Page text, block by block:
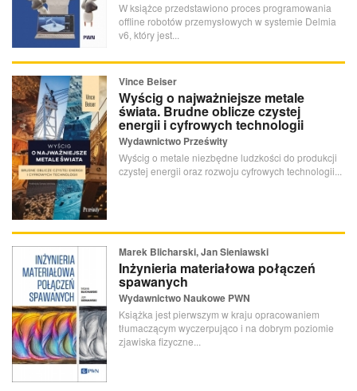
W książce przedstawiono proces programowania
offline robotów przemysłowych w systemie Delmia
v6, który jest...
Vince Beiser
Wyścig o najważniejsze metale
świata. Brudne oblicze czystej
energii i cyfrowych technologii
Wydawnictwo Prześwity
Wyścig o metale niezbędne ludzkości do produkcji
czystej energii oraz rozwoju cyfrowych technologii...
Marek Blicharski, Jan Sieniawski
Inżynieria materiałowa połączeń
spawanych
Wydawnictwo Naukowe PWN
Książka jest pierwszym w kraju opracowaniem
tłumaczącym wyczerpująco i na dobrym poziomie
zjawiska fizyczne...